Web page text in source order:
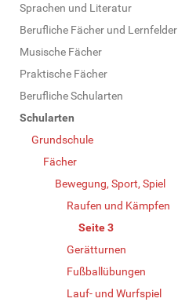
Sprachen und Literatur
Berufliche Fächer und Lernfelder
Musische Fächer
Praktische Fächer
Berufliche Schularten
Schularten
Grundschule
Fächer
Bewegung, Sport, Spiel
Raufen und Kämpfen
Seite 3
Gerätturnen
Fußballübungen
Lauf- und Wurfspiel